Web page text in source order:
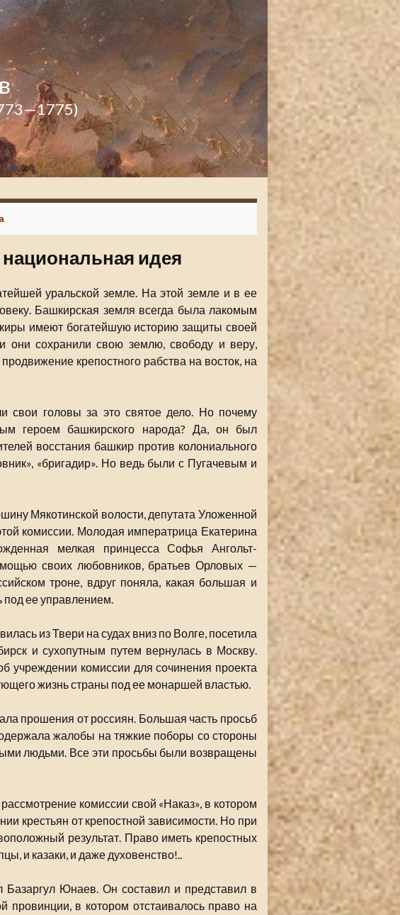
идея
уральской земле. На этой земле и в ее
Башкирская земля всегда была лакомым
имеют богатейшую историю защиты своей
они сохранили свою землю, свободу и веру,
крепостного рабства на восток, на
свои головы за это святое дело. Но почему
героем башкирского народа? Да, он был
восстания башкир против колониального
«бригадир». Но ведь были с Пугачевым и
Мякотинской волости, депутата Уложенной
комиссии. Молодая императрица Екатерина
мелкая принцесса Софья Ангольт-
своих любовников, братьев Орловых —
троне, вдруг поняла, какая большая и
под ее управлением.
из Твери на судах вниз по Волге, посетила
и сухопутным путем вернулась в Москву.
учреждении комиссии для сочинения проекта
жизнь страны под ее монаршей властью.
прошения от россиян. Большая часть просьб
жалобы на тяжкие поборы со стороны
людьми. Все эти просьбы были возвращены
комиссии свой «Наказ», в котором
крестьян от крепостной зависимости. Но при
результат. Право иметь крепостных
и казаки, и даже духовенство!..
Юнаев. Он составил и представил в
провинции, в котором отстаивалось право на